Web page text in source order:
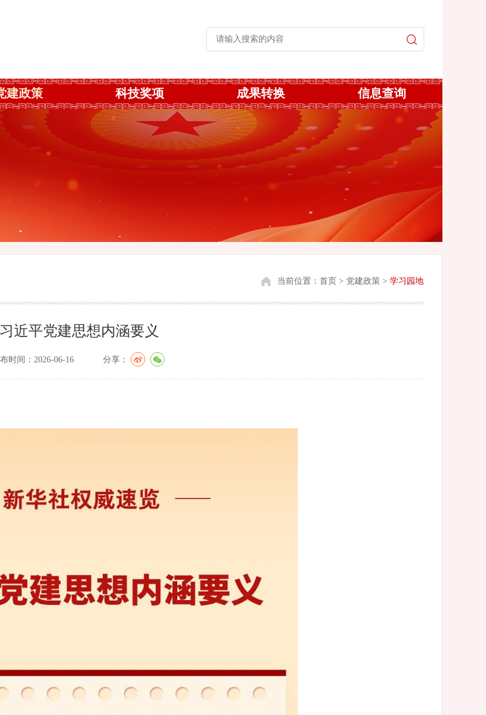
建政策 科技奖项 成果转换 信息查询
当前位置： 首页 > 党建政策 > 学习园地
习近平党建思想内涵要义
时间：2026-06-16 分享：